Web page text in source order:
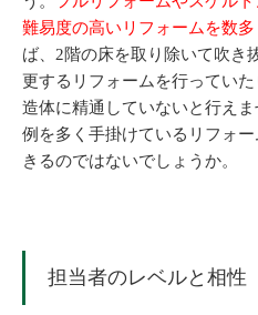
難易度の高いリフォームを数
ば、2階の床を取り除いて吹き
更するリフォームを行ってい
造体に精通していないと行え
例を多く手掛けているリフォ
きるのではないでしょうか。
担当者のレベルと相性